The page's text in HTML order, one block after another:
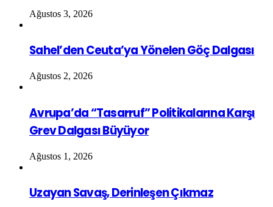
Ağustos 3, 2026
Sahel’den Ceuta’ya Yönelen Göç Dalgası
Ağustos 2, 2026
Avrupa’da “Tasarruf” Politikalarına Karşı
Grev Dalgası Büyüyor
Ağustos 1, 2026
Uzayan Savaş, Derinleşen Çıkmaz